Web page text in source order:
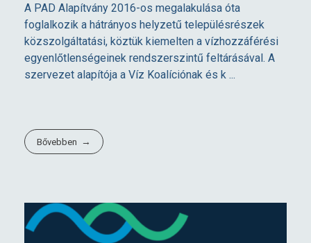
A PAD Alapítvány 2016-os megalakulása óta
foglalkozik a hátrányos helyzetű településrészek
közszolgáltatási, köztük kiemelten a vízhozzáférési
egyenlőtlenségeinek rendszerszintű feltárásával. A
szervezet alapítója a Víz Koalíciónak és k ...
Bővebben